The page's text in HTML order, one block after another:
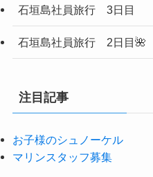
石垣島社員旅行 3日目
石垣島社員旅行 2日目🌺
注目記事
お子様のシュノーケル
マリンスタッフ募集